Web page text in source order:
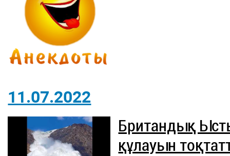
11.07.2022
Британдық
құлауын